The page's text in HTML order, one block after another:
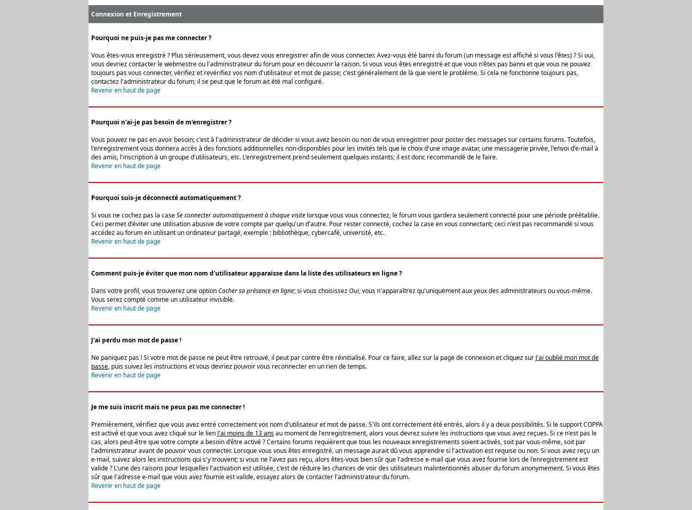
Connexion et Enregistrement
Pourquoi ne puis-je pas me connecter ?
Vous êtes-vous enregistré ? Plus sérieusement, vous devez vous enregistrer afin de vous connecter. Avez-vous été banni du forum (un message est affiché si vous l'êtes) ? Si oui,
vous devriez contacter le webmestre ou l'administrateur du forum pour en découvrir la raison. Si vous vous êtes enregistré et que vous n'êtes pas banni et que vous ne pouvez
toujours pas vous connecter, vérifiez et revérifiez vos nom d'utilisateur et mot de passe; c'est généralement de là que vient le problème. Si cela ne fonctionne toujours pas,
contactez l'administrateur du forum; il se peut que le forum ait été mal configuré.
Revenir en haut de page
Pourquoi n'ai-je pas besoin de m'enregistrer ?
Vous pouvez ne pas en avoir besoin; c'est à l'administrateur de décider si vous avez besoin ou non de vous enregistrer pour poster des messages sur certains forums. Toutefois,
l'enregistrement vous donnera accès à des fonctions additionnelles non-disponibles pour les invités tels que le choix d'une image avatar, une messagerie privée, l'envoi d'e-mail à
des amis, l'inscription à un groupe d'utilisateurs, etc. L'enregistrement prend seulement quelques instants; il est donc recommandé de le faire.
Revenir en haut de page
Pourquoi suis-je déconnecté automatiquement ?
Si vous ne cochez pas la caseSe connecter automatiquement à chaque visite lorsque vous vous connectez, le forum vous gardera seulement connecté pour une période préétablie.
Ceci permet d'éviter une utilisation abusive de votre compte par quelqu'un d'autre. Pour rester connecté, cochez la case en vous connectant; ceci n'est pas recommandé si vous
accédez au forum en utilisant un ordinateur partagé, exemple : bibliothèque, cybercafé, université, etc.
Revenir en haut de page
Comment puis-je éviter que mon nom d'utilisateur apparaisse dans la liste des utilisateurs en ligne ?
Dans votre profil, vous trouverez une optionCacher sa présence en ligne; si vous choisissezOui, vous n'apparaîtrez qu'uniquement aux yeux des administrateurs ou vous-même.
Vous serez compté comme un utilisateur invisible.
Revenir en haut de page
J'ai perdu mon mot de passe !
Ne paniquez pas ! Si votre mot de passe ne peut être retrouvé, il peut par contre être réinitialisé. Pour ce faire, allez sur la page de connexion et cliquez sur J'ai oublié mon mot de
passe, puis suivez les instructions et vous devriez pouvoir vous reconnecter en un rien de temps.
Revenir en haut de page
Je me suis inscrit mais ne peux pas me connecter !
Premièrement, vérifiez que vous avez entré correctement vos nom d'utilisateur et mot de passe. S'ils ont correctement été entrés, alors il y a deux possibilités. Si le support COPPA
est activé et que vous avez cliqué sur le lien J'ai moins de 13 ansau moment de l'enregistrement, alors vous devrez suivre les instructions que vous avez reçues. Si ce n'est pas le
cas, alors peut-être que votre compte a besoin d'être activé ? Certains forums requièrent que tous les nouveaux enregistrements soient activés, soit par vous-même, soit par
l'administrateur avant de pouvoir vous connecter. Lorsque vous vous êtes enregistré, un message aurait dû vous apprendre si l'activation est requise ou non. Si vous avez reçu un
e-mail, suivez alors les instructions qui s'y trouvent; si vous ne l'avez pas reçu, alors êtes-vous bien sûr que l'adresse e-mail que vous avez fournie lors de l'enregistrement est
valide ? L'une des raisons pour lesquelles l'activation est utilisée, c'est de réduire les chances de voir des utilisateurs malintentionnés abuser du forum anonymement. Si vous êtes
sûr que l'adresse e-mail que vous avez fournie est valide, essayez alors de contacter l'administrateur du forum.
Revenir en haut de page